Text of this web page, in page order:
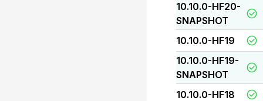
10.10.0-HF20-
SNAPSHOT
10.10.0-HF19
10.10.0-HF19-
SNAPSHOT
10.10.0-HF18